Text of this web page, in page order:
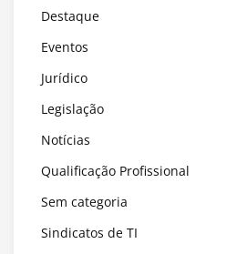
Destaque
Eventos
Jurídico
Legislação
Notícias
Qualificação Profissional
Sem categoria
Sindicatos de TI